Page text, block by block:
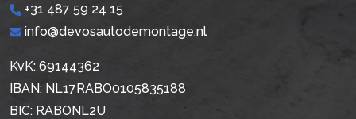
+31 487 59 24 15
info@devosautodemontage.nl
KvK: 69144362
IBAN: NL17RABO0105835188
BIC: RABONL2U